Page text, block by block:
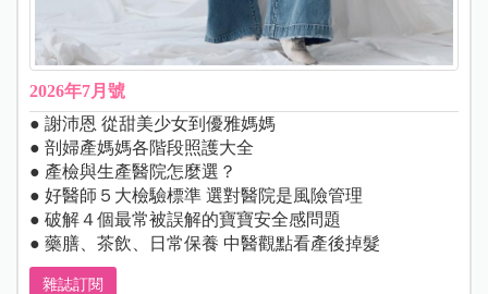
2026年7月號
● 謝沛恩 從甜美少女到優雅媽媽
● 剖婦產媽媽各階段照護大全
● 產檢與生產醫院怎麼選？
● 好醫師５大檢驗標準 選對醫院是風險管理
● 破解４個最常被誤解的寶寶安全感問題
● 藥膳、茶飲、日常保養 中醫觀點看產後掉髮
雜誌訂閱